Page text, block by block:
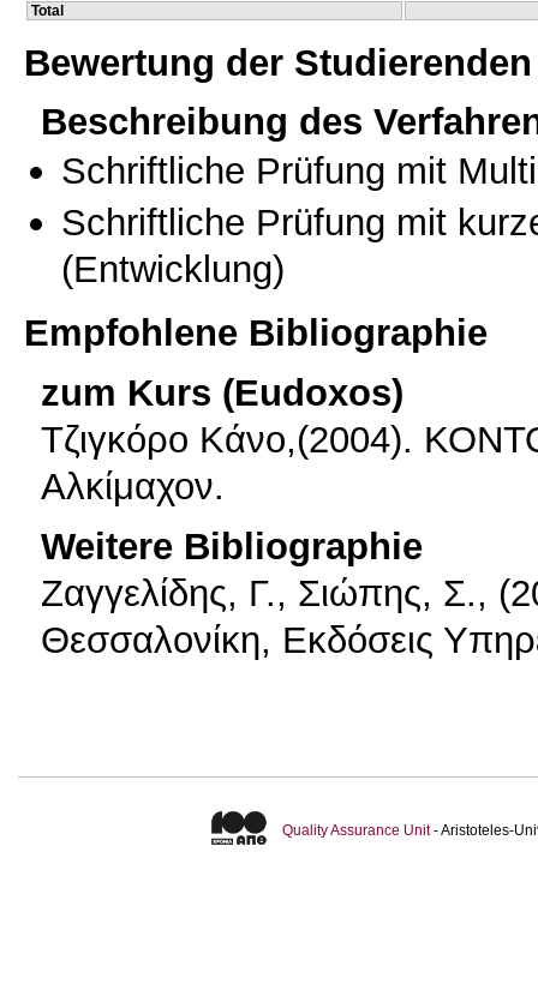
Total
Bewertung der Studierenden
Beschreibung des
Schriftliche Prüfung mit
Schriftliche Prüfung mit
(Entwicklung)
Empfohlene Bibliographie
zum Kurs (Eudoxos)
Τζιγκόρο Κάνο,(2004).
Αλκίμαχον.
Weitere Bibliographie
Ζαγγελίδης, Γ., Σιώπης, Σ.,
Θεσσαλονίκη, Εκδόσεις
Quality Assurance Unit- Aristoteles-